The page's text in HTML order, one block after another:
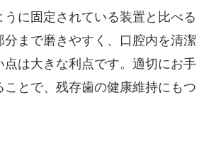
うに固定されている装置と比べる
分まで磨きやすく、口腔内を清潔
点は大きな利点です。適切にお手
ことで、残存歯の健康維持にもつ